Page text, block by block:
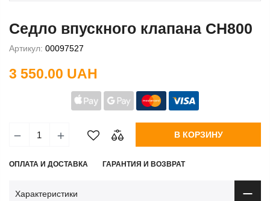
Седло впускного клапана CH800
Артикул: 00097527
3 550.00 UAH
В КОРЗИНУ
ОПЛАТА И ДОСТАВКА ГАРАНТИЯ И ВОЗВРАТ
Характеристики